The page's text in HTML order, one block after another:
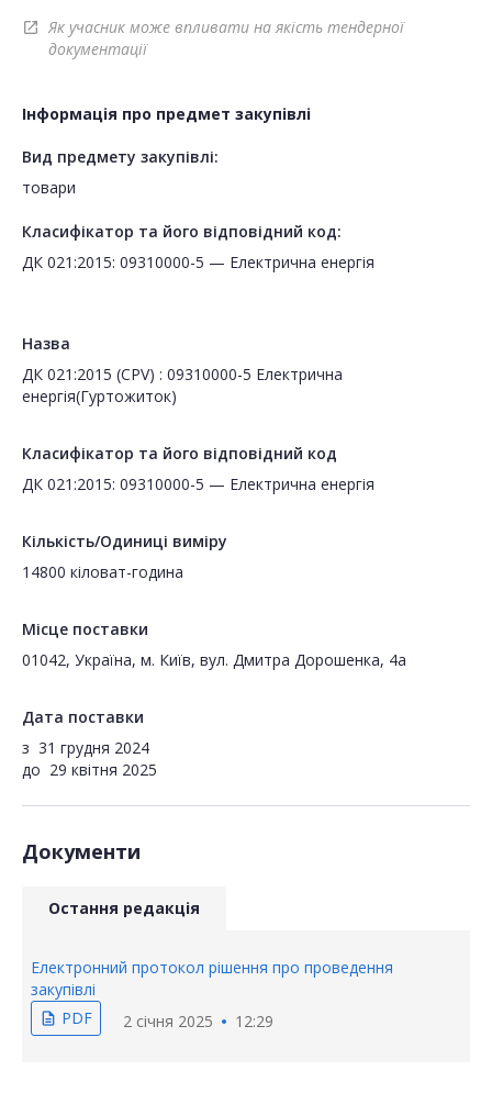
open_in_new
Як учасник може впливати на якість тендерної
документації
Інформація про предмет закупівлі
Вид предмету закупівлі:
товари
Класифікатор та його відповідний код:
ДК 021:2015: 09310000-5 — Електрична енергія
Назва
ДК 021:2015 (CPV) : 09310000-5 Електрична
енергія(Гуртожиток)
Класифікатор та його відповідний код
ДК 021:2015: 09310000-5 — Електрична енергія
Кількість/Одиниці виміру
14800 кіловат-година
Місце поставки
01042, Україна, м. Київ, вул. Дмитра Дорошенка, 4а
Дата поставки
з 31 грудня 2024
до 29 квітня 2025
Документи
Остання редакція
Електронний протокол рішення про проведення
закупівлі
description PDF 2 січня 2025 12:29